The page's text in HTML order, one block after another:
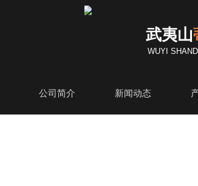
武夷山
WUYI
公司简介 新闻动态